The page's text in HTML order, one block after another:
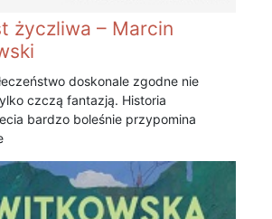
życzliwa – Marcin
doskonale zgodne nie
czczą fantazją. Historia
bardzo boleśnie przypomina